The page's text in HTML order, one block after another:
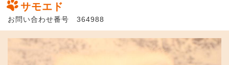
サモエド
お問い合わせ番号 364988